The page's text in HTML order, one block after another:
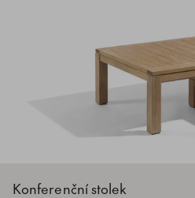
Konferenční stolek